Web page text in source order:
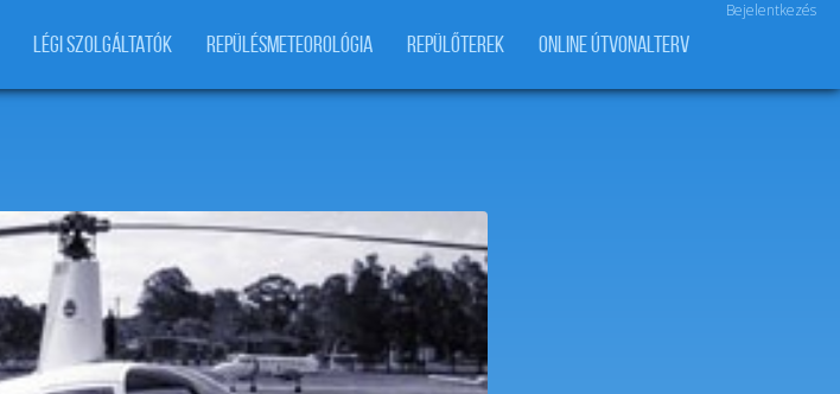
Bejelentkezés
LÉGI SZOLGÁLTATÓK REPÜLÉSMETEOROLÓGIA REPÜLŐTEREK ONLINE ÚTVONALTERV